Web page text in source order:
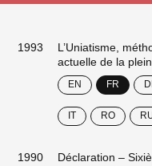
1993
L’Uniatisme,
actuelle de la
EN FR
IT RO
1990 Déclaration –